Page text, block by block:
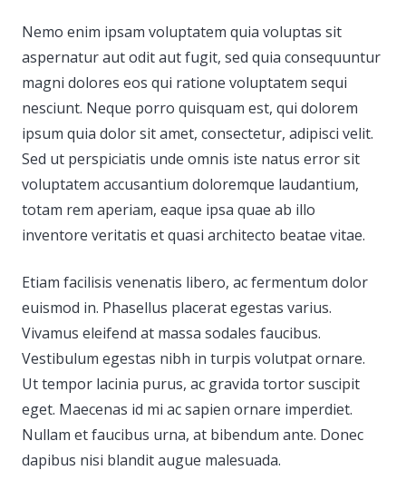
Nemo enim ipsam voluptatem quia voluptas sit
aspernatur aut odit aut fugit, sed quia consequuntur
magni dolores eos qui ratione voluptatem sequi
nesciunt. Neque porro quisquam est, qui dolorem
ipsum quia dolor sit amet, consectetur, adipisci velit.
Sed ut perspiciatis unde omnis iste natus error sit
voluptatem accusantium doloremque laudantium,
totam rem aperiam, eaque ipsa quae ab illo
inventore veritatis et quasi architecto beatae vitae.
Etiam facilisis venenatis libero, ac fermentum dolor
euismod in. Phasellus placerat egestas varius.
Vivamus eleifend at massa sodales faucibus.
Vestibulum egestas nibh in turpis volutpat ornare.
Ut tempor lacinia purus, ac gravida tortor suscipit
eget. Maecenas id mi ac sapien ornare imperdiet.
Nullam et faucibus urna, at bibendum ante. Donec
dapibus nisi blandit augue malesuada.